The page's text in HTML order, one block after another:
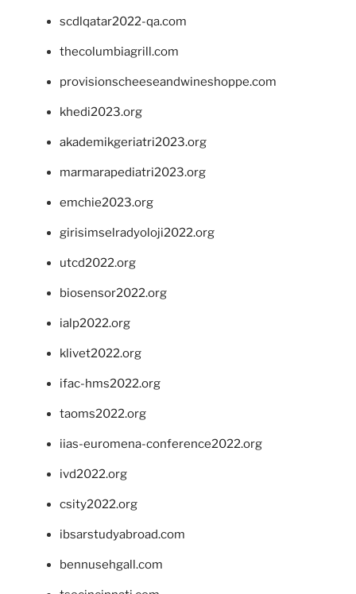
scdlqatar2022-qa.com
thecolumbiagrill.com
provisionscheeseandwineshoppe.com
khedi2023.org
akademikgeriatri2023.org
marmarapediatri2023.org
emchie2023.org
girisimselradyoloji2022.org
utcd2022.org
biosensor2022.org
ialp2022.org
klivet2022.org
ifac-hms2022.org
taoms2022.org
iias-euromena-conference2022.org
ivd2022.org
csity2022.org
ibsarstudyabroad.com
bennusehgall.com